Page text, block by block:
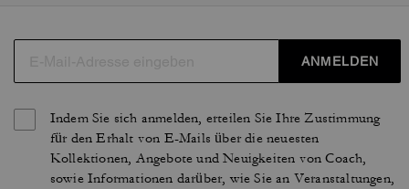
ANMELDEN
Indem Sie sich anmelden, erteilen Sie Ihre Zustimmung
für den Erhalt von E-Mails über die neuesten
Kollektionen, Angebote und Neuigkeiten von Coach,
sowie Informationen darüber, wie Sie an Veranstaltungen,